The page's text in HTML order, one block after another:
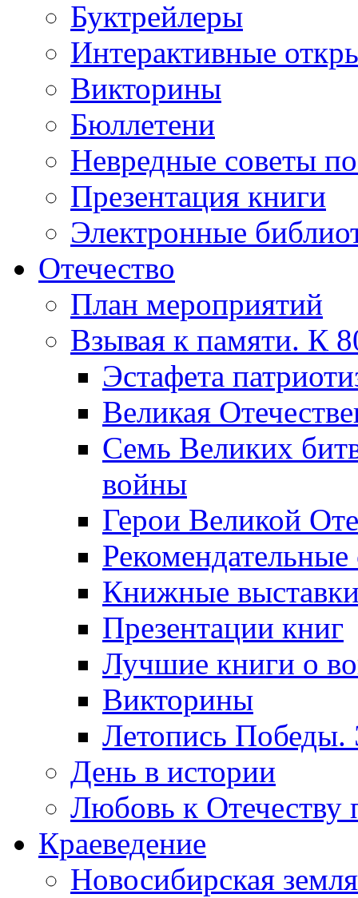
Буктрейлеры
Интерактивные
Викторины
Бюллетени
Невредные советы
Презентация книги
Электронные
Отечество
План мероприятий
Взывая к памяти. К
Эcтафета
Великая
Семь Великих
войны
Герои Великой
Рекомендательные
Книжные
Презентации книг
Лучшие книги о
Викторины
Летопись Победы.
День в истории
Любовь к Отечеству
Краеведение
Новосибирская земля